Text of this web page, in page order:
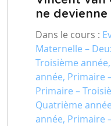
ne
Dans le cours :
Maternelle –
Troisième
année, Primaire
Primaire –
Quatrième
année, Primaire